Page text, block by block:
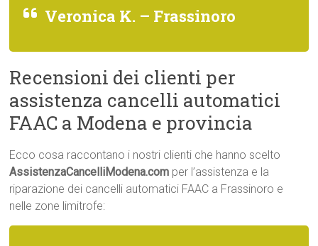
Veronica K. – Frassinoro
Recensioni dei clienti per
assistenza cancelli automatici
FAAC a Modena e provincia
Ecco cosa raccontano i nostri clienti che hanno scelto
AssistenzaCancelliModena.com per l’assistenza e la
riparazione dei cancelli automatici FAAC a Frassinoro e
nelle zone limitrofe: